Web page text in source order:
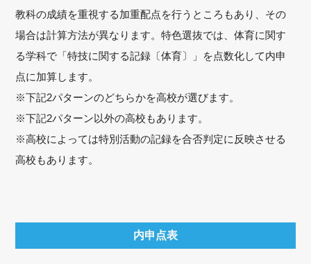
教科の成績を重視する加重配点を行うところもあり、その
場合は計算方法が異なります。特色選抜では、体育に関す
る学科で「特技に関する記録〔体育〕」を点数化して内申
点に加算します。
※下記2パターンのどちらかを高校が選びます。
※下記2パターン以外の高校もあります。
※高校によっては特別活動の記録を合否判定に反映させる
高校もあります。
内申点表